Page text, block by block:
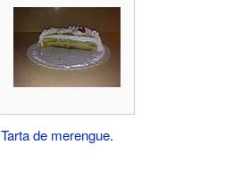
Tarta de merengue.